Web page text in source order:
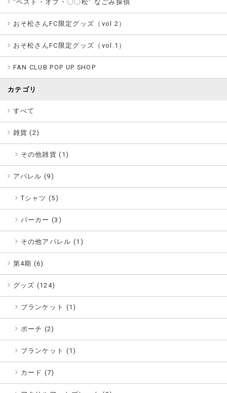
“ベスト・オブ・〇〇松” なごみ探偵
おそ松さんFC限定グッズ（vol.2）
おそ松さんFC限定グッズ（vol.1）
FAN CLUB POP UP SHOP
カテゴリ
すべて
雑貨 (2)
その他雑貨 (1)
アパレル (9)
Tシャツ (5)
パーカー (3)
その他アパレル (1)
第4期 (6)
グッズ (124)
ブランケット (1)
ポーチ (2)
ブランケット (1)
カード (7)